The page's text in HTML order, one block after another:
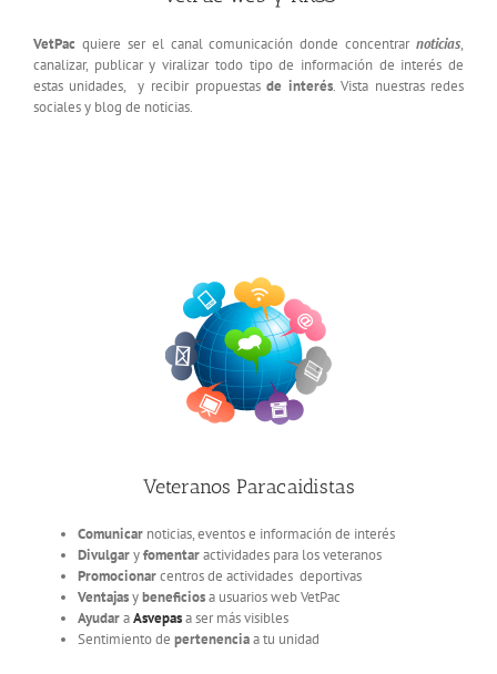
VetPac quiere ser el canal comunicación donde concentrarnoticias,
canalizar, publicar y viralizar todo tipo de información de interés de
estas unidades, y recibir propuestasde interés. Vista nuestras redes
sociales y blog de noticias.
Veteranos Paracaidistas
Comunicarnoticias, eventos e información de interés
Divulgaryfomentaractividades para los veteranos
Promocionarcentros de actividades deportivas
Ventajasybeneficiosa usuarios web VetPac
AyudaraAsvepasa ser más visibles
Sentimiento de pertenenciaa tu unidad